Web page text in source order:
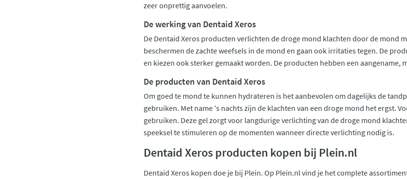
zeer onprettig aanvoelen.
De werking van Dentaid Xeros
De Dentaid Xeros producten verlichten de droge mond klachten door de mond
beschermen de zachte weefsels in de mond en gaan ook irritaties tegen. De
en kiezen ook sterker gemaakt worden. De producten hebben een aangename,
De producten van Dentaid Xeros
Om goed te mond te kunnen hydrateren is het aanbevolen om dagelijks de
gebruiken. Met name 's nachts zijn de klachten van een droge mond het ergst.
gebruiken. Deze gel zorgt voor langdurige verlichting van de droge mond
speeksel te stimuleren op de momenten wanneer directe verlichting nodig is.
Dentaid Xeros producten kopen bij Plein.nl
Dentaid Xeros kopen doe je bij Plein. Op Plein.nl vind je het complete